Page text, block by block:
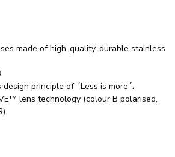
made of high-quality, durable stainless
principle of ´Less is more´.
lens technology (colour B polarised,